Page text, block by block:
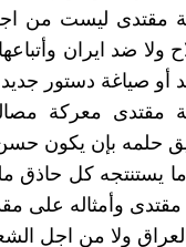
مقتدى ليست من
ولا ضد ايران
أو صياغة دستور
مقتدى معركة
حلمه بإن يكون حسن
مقتدى وأمثاله على
ولا من اجل